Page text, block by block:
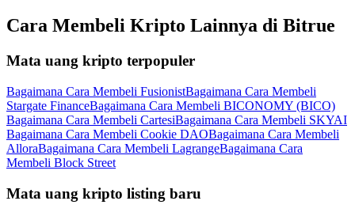
Cara Membeli Kripto Lainnya di Bitrue
Mata uang kripto terpopuler
Bagaimana Cara Membeli FusionistBagaimana Cara Membeli
Stargate FinanceBagaimana Cara Membeli BICONOMY (BICO)
Bagaimana Cara Membeli CartesiBagaimana Cara Membeli SKYAI
Bagaimana Cara Membeli Cookie DAOBagaimana Cara Membeli
AlloraBagaimana Cara Membeli LagrangeBagaimana Cara
Membeli Block Street
Mata uang kripto listing baru